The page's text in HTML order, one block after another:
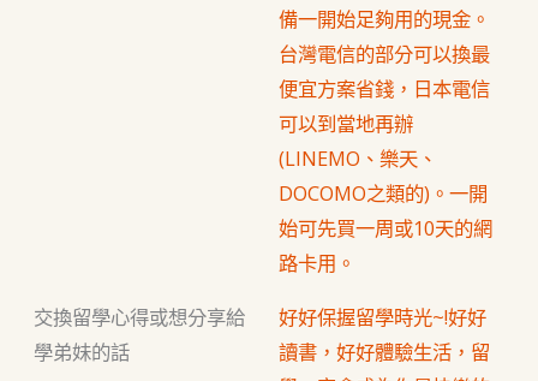
備一開始足夠用的現金。
台灣電信的部分可以換最
便宜方案省錢，日本電信
可以到當地再辦
(LINEMO、樂天、
DOCOMO之類的)。一開
始可先買一周或10天的網
路卡用。
交換留學心得或想分享給
學弟妹的話
好好保握留學時光~!好好
讀書，好好體驗生活，留